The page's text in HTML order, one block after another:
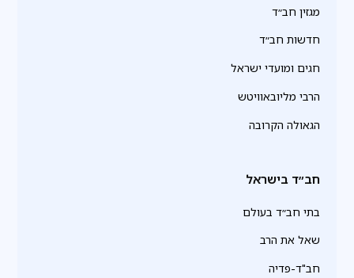
מגזין חב״ד
חדשות חב״ד
חגים ומועדי ישראל
הרבי מליובאוויטש
הגאולה הקרובה
חב״ד בישראל
בתי חב״ד בעולם
שאל את הרב
חב"ד-פדיה